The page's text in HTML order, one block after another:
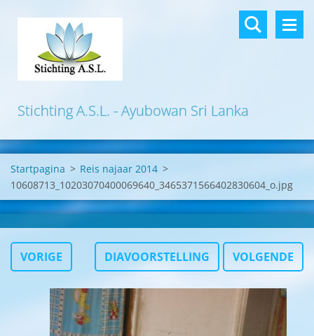
Stichting A.S.L. - Ayubowan Sri Lanka
Startpagina > Reis najaar 2014 >
10608713_10203070400069640_3465371566402830604_o.jpg
VORIGE DIAVOORSTELLING VOLGENDE